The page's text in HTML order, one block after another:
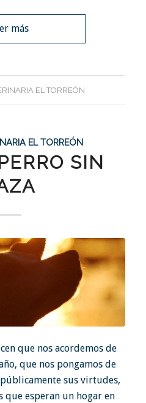
más
EL TORREÓN
EL TORREÓN
SIN
que nos acordemos de
que nos pongamos de
sus virtudes,
que esperan un hogar en